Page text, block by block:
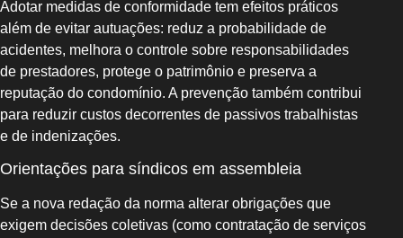
Adotar medidas de conformidade tem efeitos práticos
além de evitar autuações: reduz a probabilidade de
acidentes, melhora o controle sobre responsabilidades
de prestadores, protege o patrimônio e preserva a
reputação do condomínio. A prevenção também contribui
para reduzir custos decorrentes de passivos trabalhistas
e de indenizações.
Orientações para síndicos em assembleia
Se a nova redação da norma alterar obrigações que
exigem decisões coletivas (como contratação de serviços